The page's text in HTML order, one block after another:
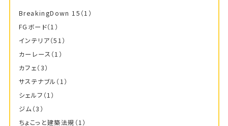
BreakingDown 15 （1）
FGボード（1）
インテリア（51）
カーレース （1）
カフェ（3）
サステナブル （1）
シェルフ （1）
ジム（3）
ちょこっと建築法規 （1）